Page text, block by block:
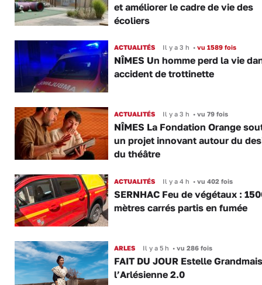
et améliorer le cadre de vie des
écoliers
ACTUALITÉS Il y a 3 h •vu 1589 fois
NÎMES Un homme perd la vie
accident de trottinette
ACTUALITÉS Il y a 3 h •vu 79 fois
NÎMES La Fondation Orange
un projet innovant autour du
du théâtre
ACTUALITÉS Il y a 4 h •vu 402 fois
SERNHAC Feu de végétaux :
mètres carrés partis en fumée
ARLES Il y a 5 h •vu 286 fois
FAIT DU JOUR Estelle
l’Arlésienne 2.0